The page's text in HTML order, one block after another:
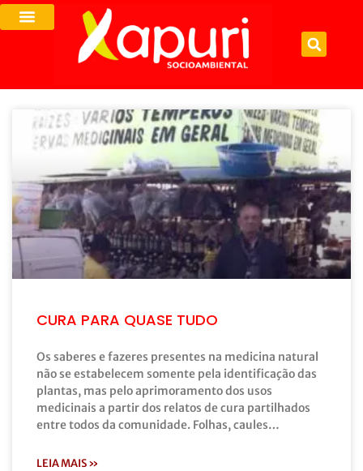
CURA PARA QUASE TUDO
Os saberes e fazeres presentes na medicina natural
não se estabelecem somente pela identificação das
plantas, mas pelo aprimoramento dos usos
medicinais a partir dos relatos de cura partilhados
entre todos da comunidade. Folhas, caules…
LEIA MAIS »